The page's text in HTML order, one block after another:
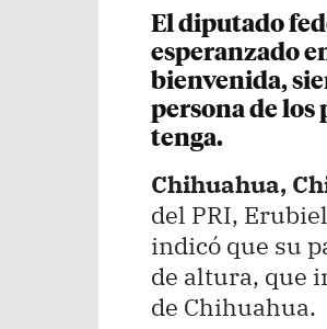
El diputado
esperanzado
bienvenida,
persona de los
tenga.
Chihuahua,
del PRI,
indicó que su
de altura, que
de Chihuahua.